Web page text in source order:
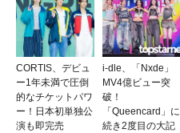
CORTIS、デビュ
ー1年未満で圧倒
的なチケットパワ
ー！日本初単独公
演も即完売
i-dle、「Nxde」
MV4億ビュー突
破！
「Queencard」に
続き2度目の大記